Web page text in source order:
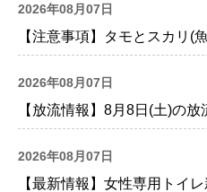
2026年08月07日
【注意事項】タモとスカリ(
2026年08月07日
【放流情報】8月8日(土)の放
2026年08月07日
【最新情報】女性専用トイ